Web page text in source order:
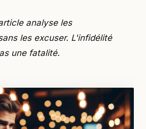
analyse les
les excuser. L'infidélité
une fatalité.